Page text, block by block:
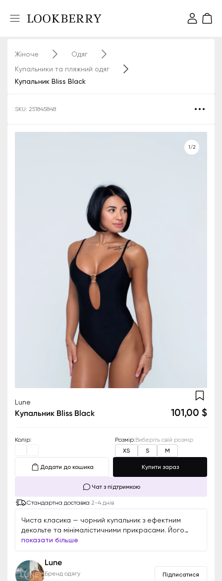
Жіноче
Одяг
Купальники та пляжний одяг
Купальник Bliss Black
SKU: 251845848
1/2
Lune
Купальник Bliss Black 101,00 $
Колір: Розмір:Виберіть свій розмір
XS
S M
Додати до кошика Купити зараз
Чат з підтримкою
Стандартна доставка 2-4 днів
Чиста класика — чорний купальник з ефектним
декольте та мінімалістичними прикрасами. Його
елегантний дизайн та ідеальна посадка роблять
його універсальним вибором для будь-якого літнього
образу. Мінімум деталей, максимальна елегантність,
що підкреслює силует.
показати більше
Lune
Бренд одягу
Підписатися